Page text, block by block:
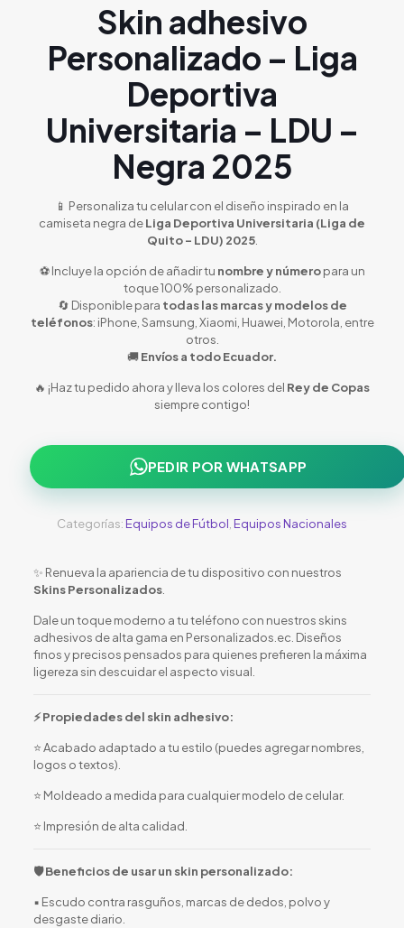
Skin adhesivo
Personalizado – Liga
Deportiva
Universitaria – LDU –
Negra 2025
📱 Personaliza tu celular con el diseño inspirado en la
camiseta negra deLiga Deportiva Universitaria (Liga de
Quito – LDU) 2025.
⚽ Incluye la opción de añadir tu nombre y númeropara un
toque 100% personalizado.
🔄 Disponible para todas las marcas y modelos de
teléfonos: iPhone, Samsung, Xiaomi, Huawei, Motorola, entre
otros.
🚚Envíos a todo Ecuador.
🔥 ¡Haz tu pedido ahora y lleva los colores del Rey de Copas
siempre contigo!
PEDIR POR WHATSAPP
Categorías: Equipos de Fútbol Equipos Nacionales
✨ Renueva la apariencia de tu dispositivo con nuestros
Skins Personalizados.
Dale un toque moderno a tu teléfono con nuestros skins
adhesivos de alta gama en Personalizados.ec. Diseños
finos y precisos pensados para quienes prefieren la máxima
ligereza sin descuidar el aspecto visual.
⚡ Propiedades del skin adhesivo:
⭐ Acabado adaptado a tu estilo (puedes agregar nombres,
logos o textos).
⭐ Moldeado a medida para cualquier modelo de celular.
⭐ Impresión de alta calidad.
🛡️ Beneficios de usar un skin personalizado:
▪️ Escudo contra rasguños, marcas de dedos, polvo y
desgaste diario.